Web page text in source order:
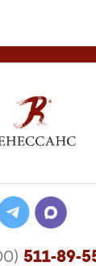
511-89-